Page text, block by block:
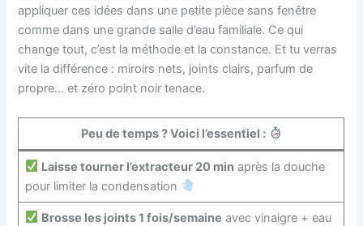
appliquer ces idées dans une petite pièce sans fenêtre
comme dans une grande salle d’eau familiale. Ce qui
change tout, c’est la méthode et la constance. Et tu verras
vite la différence : miroirs nets, joints clairs, parfum de
propre… et zéro point noir tenace.
Peu de temps ? Voici l’essentiel :
Laisse tourner l’extracteur 20 min après la douche
pour limiter la condensation
Brosse les joints 1 fois/semaine avec vinaigre + eau